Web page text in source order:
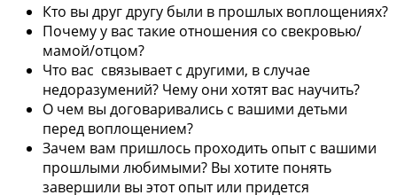
Кто вы друг другу были в прошлых воплощениях?
Почему у вас такие отношения со свекровью/
мамой/отцом?
Что вас связывает с другими, в случае
недоразумений? Чему они хотят вас научить?
О чем вы договаривались с вашими детьми
перед воплощением?
Зачем вам пришлось проходить опыт с вашими
прошлыми любимыми? Вы хотите понять
завершили вы этот опыт или придется